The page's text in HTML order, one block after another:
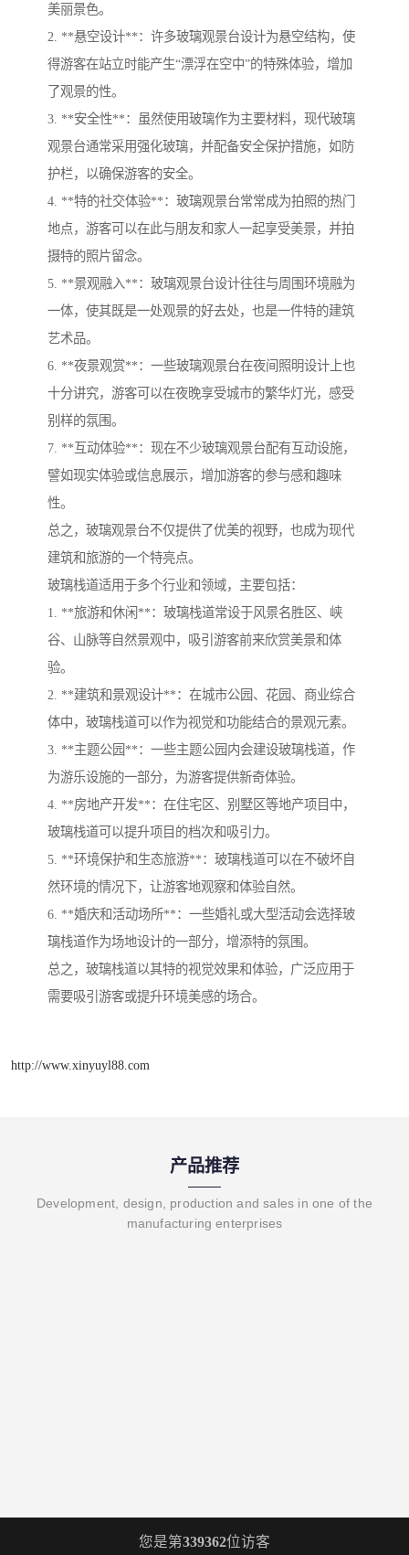
美丽景色。
2. **悬空设计**：许多玻璃观景台设计为悬空结构，使
得游客在站立时能产生“漂浮在空中”的特殊体验，增加
了观景的性。
3. **安全性**：虽然使用玻璃作为主要材料，现代玻璃
观景台通常采用强化玻璃，并配备安全保护措施，如防
护栏，以确保游客的安全。
4. **特的社交体验**：玻璃观景台常常成为拍照的热门
地点，游客可以在此与朋友和家人一起享受美景，并拍
摄特的照片留念。
5. **景观融入**：玻璃观景台设计往往与周围环境融为
一体，使其既是一处观景的好去处，也是一件特的建筑
艺术品。
6. **夜景观赏**：一些玻璃观景台在夜间照明设计上也
十分讲究，游客可以在夜晚享受城市的繁华灯光，感受
别样的氛围。
7. **互动体验**：现在不少玻璃观景台配有互动设施，
譬如现实体验或信息展示，增加游客的参与感和趣味
性。
总之，玻璃观景台不仅提供了优美的视野，也成为现代
建筑和旅游的一个特亮点。
玻璃栈道适用于多个行业和领域，主要包括：
1. **旅游和休闲**：玻璃栈道常设于风景名胜区、峡
谷、山脉等自然景观中，吸引游客前来欣赏美景和体
验。
2. **建筑和景观设计**：在城市公园、花园、商业综合
体中，玻璃栈道可以作为视觉和功能结合的景观元素。
3. **主题公园**：一些主题公园内会建设玻璃栈道，作
为游乐设施的一部分，为游客提供新奇体验。
4. **房地产开发**：在住宅区、别墅区等地产项目中，
玻璃栈道可以提升项目的档次和吸引力。
5. **环境保护和生态旅游**：玻璃栈道可以在不破坏自
然环境的情况下，让游客地观察和体验自然。
6. **婚庆和活动场所**：一些婚礼或大型活动会选择玻
璃栈道作为场地设计的一部分，增添特的氛围。
总之，玻璃栈道以其特的视觉效果和体验，广泛应用于
需要吸引游客或提升环境美感的场合。
http://www.xinyuyl88.com
产品推荐
Development, design, production and sales in one of the
manufacturing enterprises
您是第339362位访客